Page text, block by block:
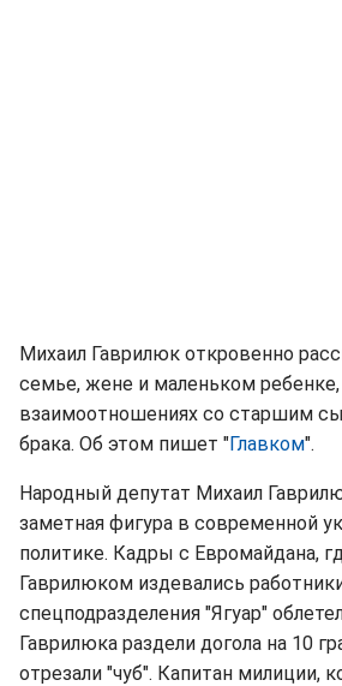
Михаил Гаврилюк откровенно
семье, жене и маленьком
взаимоотношениях со старшим
брака. Об этом пишет "Главком".
Народный депутат Михаил
заметная фигура в современной
политике. Кадры с Евромайдана,
Гаврилюком издевались
спецподразделения "Ягуар"
Гаврилюка раздели догола на 10
отрезали "чуб". Капитан милиции,